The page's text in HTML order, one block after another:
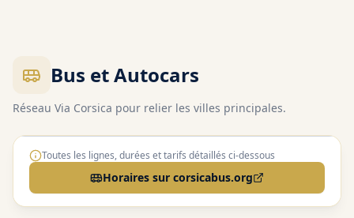
Bus et Autocars
Réseau Via Corsica pour relier les villes principales.
Toutes les lignes, durées et tarifs détaillés ci-dessous
Horaires sur corsicabus.org